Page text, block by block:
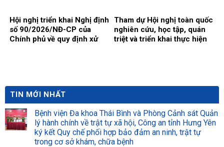
Hội nghị triển khai Nghị định
số 90/2026/NĐ-CP của
Chính phủ về quy định xử
Tham dự Hội nghị toàn quốc
nghiên cứu, học tập, quán
triệt và triển khai thực hiện
TIN MỚI NHẤT
Bệnh viện Đa khoa Thái Bình và Phòng Cảnh sát Quản
lý hành chính về trật tự xã hội, Công an tỉnh Hưng Yên
ký kết Quy chế phối hợp bảo đảm an ninh, trật tự
trong cơ sở khám, chữa bệnh